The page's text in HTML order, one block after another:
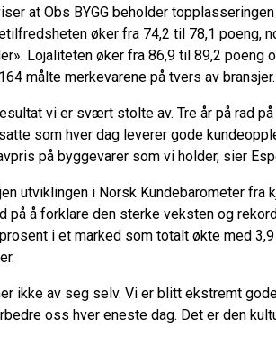
at Obs BYGG beholder
øker fra 74,2 til 78,1 poeng,
Lojaliteten øker fra 86,9 til 89,2 poeng
målte merkevarene på tvers av bransjer.
vi er svært stolte av. Tre år på rad
som hver dag leverer gode
på byggevarer som vi holder, sier
utviklingen i Norsk Kundebarometer
på å forklare den sterke veksten og
i et marked som totalt økte med
ikke av seg selv. Vi er blitt ekstremt
oss hver eneste dag. Det er den